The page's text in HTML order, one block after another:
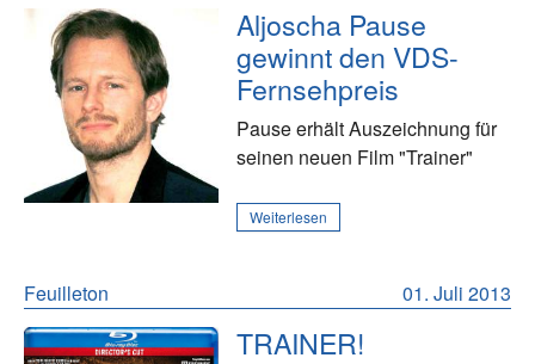
Aljoscha Pause
gewinnt den VDS-
Fernsehpreis
Pause erhält Auszeichnung für
seinen neuen Film "Trainer"
Weiterlesen
01. Juli 2013
Feuilleton
TRAINER!